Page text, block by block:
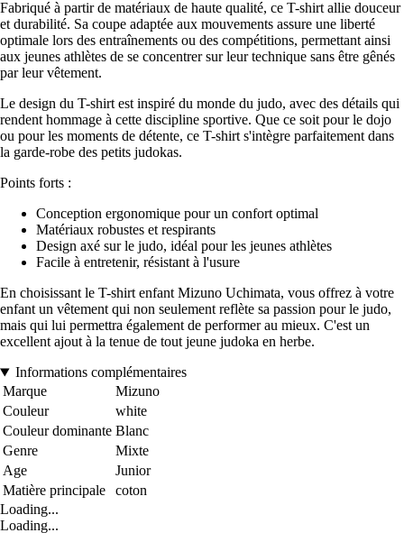
Fabriqué à partir de matériaux de haute qualité, ce T-shirt allie douceur
et durabilité. Sa coupe adaptée aux mouvements assure une liberté
optimale lors des entraînements ou des compétitions, permettant ainsi
aux jeunes athlètes de se concentrer sur leur technique sans être gênés
par leur vêtement.
Le design du T-shirt est inspiré du monde du judo, avec des détails qui
rendent hommage à cette discipline sportive. Que ce soit pour le dojo
ou pour les moments de détente, ce T-shirt s'intègre parfaitement dans
la garde-robe des petits judokas.
Points forts :
Conception ergonomique pour un confort optimal
Matériaux robustes et respirants
Design axé sur le judo, idéal pour les jeunes athlètes
Facile à entretenir, résistant à l'usure
En choisissant le T-shirt enfant Mizuno Uchimata, vous offrez à votre
enfant un vêtement qui non seulement reflète sa passion pour le judo,
mais qui lui permettra également de performer au mieux. C'est un
excellent ajout à la tenue de tout jeune judoka en herbe.
Informations complémentaires
Marque
Mizuno
Couleur
white
Couleur dominante Blanc
Genre
Mixte
Age
Junior
Matière principale
coton
Loading...
Loading...